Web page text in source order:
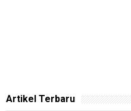
Artikel Terbaru